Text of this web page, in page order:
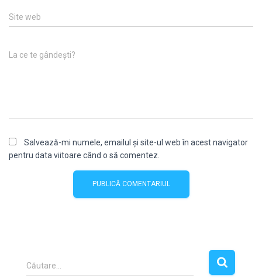
Site web
La ce te gândești?
Salvează-mi numele, emailul și site-ul web în acest navigator
pentru data viitoare când o să comentez.
C
a
Căutare…